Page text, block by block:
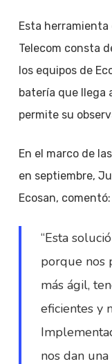
Esta
Telecom consta
los equipos de
batería que llega
permite su
En el marco de
en septiembre,
Ecosan, comentó:
“Esta
porque nos
más ágil,
eficientes y
nos dan